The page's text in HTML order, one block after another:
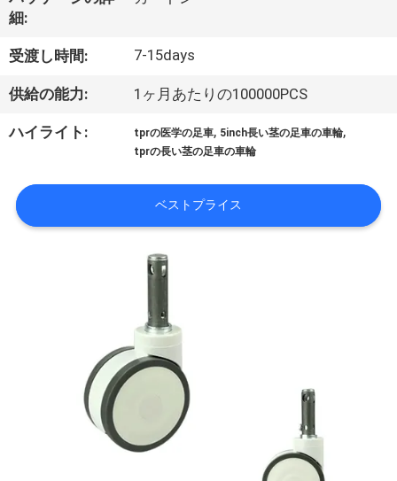
つ
い
て
細:
受渡し時間: 7-15days
供給の能力: 1ヶ月あたりの100000PCS
ハイライト: tprの医学の足車, 5inch長い茎の足車の車輪,
tprの長い茎の足車の車輪
ベストプライス